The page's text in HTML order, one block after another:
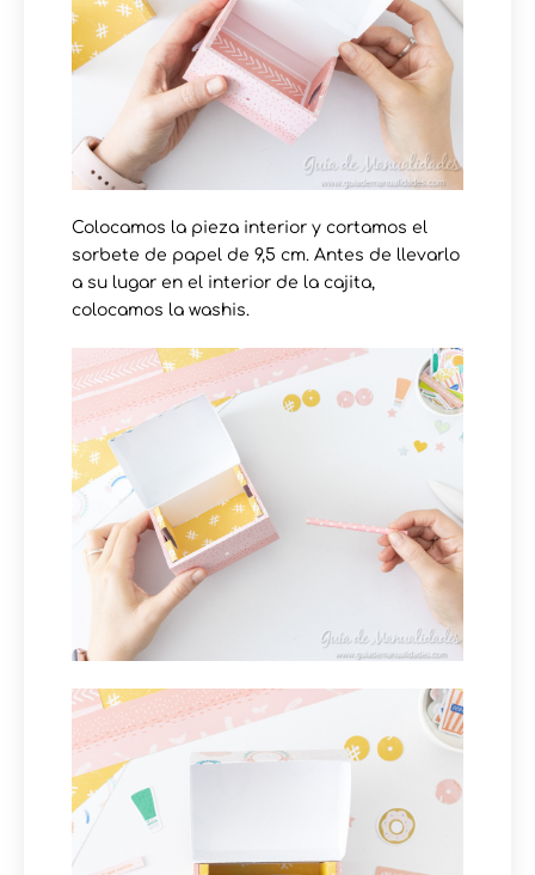
Colocamos la pieza interior y cortamos el
sorbete de papel de 9,5 cm. Antes de llevarlo
a su lugar en el interior de la cajita,
colocamos la washis.